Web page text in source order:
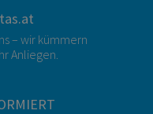
– wir kümmern
Anliegen.